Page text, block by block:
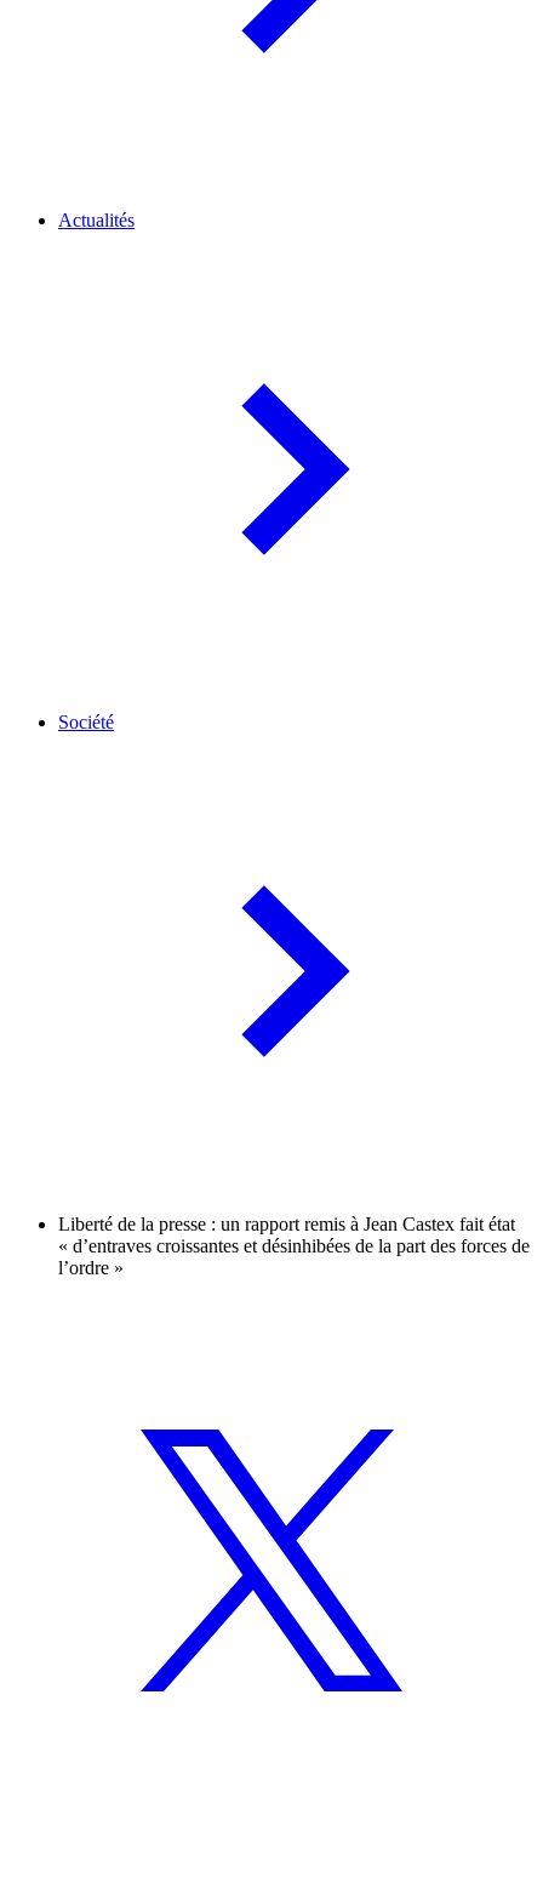
Actualités
Société
Liberté de la presse : un rapport remis à Jean Castex fait état
« d’entraves croissantes et désinhibées de la part des forces de
l’ordre »